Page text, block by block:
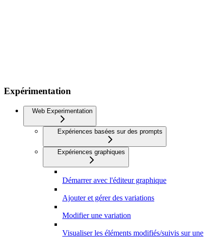
Expérimentation
Web Experimentation
Expériences basées sur des prompts
Expériences graphiques
Démarrer avec l'éditeur graphique
Ajouter et gérer des variations
Modifier une variation
Visualiser les éléments modifiés/suivis sur une